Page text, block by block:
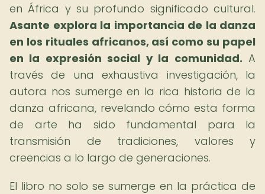
en África y su profundo significado cultural.
Asante explora la importancia de la danza
en los rituales africanos, así como su papel
en la expresión social y la comunidad. A
través de una exhaustiva investigación, la
autora nos sumerge en la rica historia de la
danza africana, revelando cómo esta forma
de arte ha sido fundamental para la
transmisión de tradiciones, valores y
creencias a lo largo de generaciones.
El libro no solo se sumerge en la práctica de